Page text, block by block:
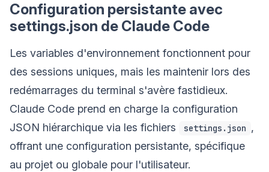
Configuration persistante avec
settings.json de Claude Code
Les variables d'environnement fonctionnent pour
des sessions uniques, mais les maintenir lors des
redémarrages du terminal s'avère fastidieux.
Claude Code prend en charge la configuration
JSON hiérarchique via les fichiers
settings.json ,
offrant une configuration persistante, spécifique
au projet ou globale pour l'utilisateur.